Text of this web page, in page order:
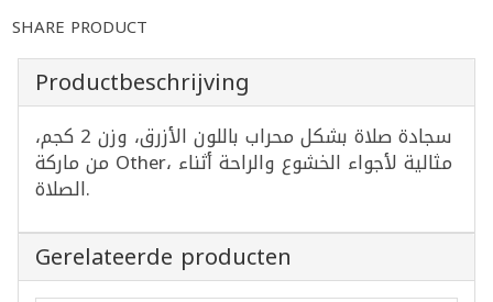
SHARE PRODUCT
Productbeschrijving
سجادة صلاة بشكل محراب باللون الأزرق، وزن 2 كجم،
من ماركة Other، مثالية لأجواء الخشوع والراحة أثناء
الصلاة.
Gerelateerde producten